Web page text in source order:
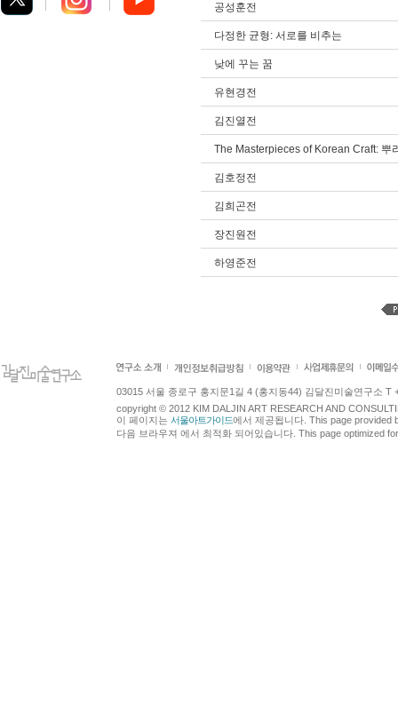
공성훈전
다정한 균형: 서로를 비추는
낮에 꾸는 꿈
유현경전
김진열전
The Masterpieces of Korean Craft: 뿌
김호정전
김희곤전
장진원전
하영준전
03015 서울 종로구 홍지문1길 4 (홍지동44) 김달진미술연구소 T
copyright © 2012 KIM DALJIN ART RESEARCH AND
이 페이지는 서울아트가이드에서 제공됩니다. This page provided
다음 브라우져 에서 최적화 되어있습니다. This page optimized